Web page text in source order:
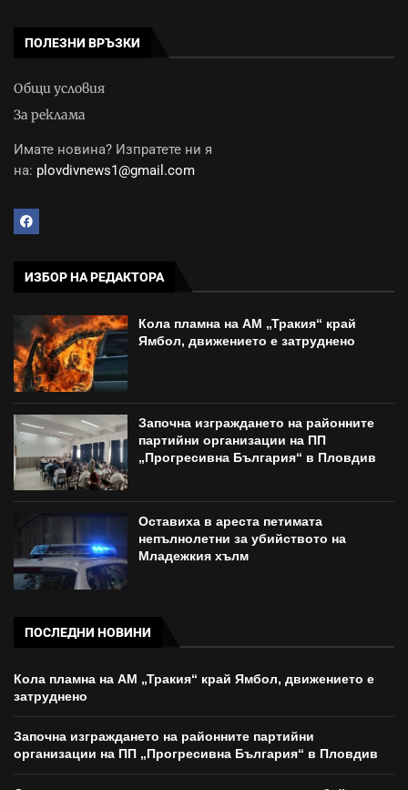
ПОЛЕЗНИ ВРЪЗКИ
Общи условия
За реклама
Имате новина? Изпратете ни я
на: plovdivnews1@gmail.com
ИЗБОР НА РЕДАКТОРА
Кола пламна на АМ „Тракия“ край
Ямбол, движението е затруднено
Започна изграждането на районните
партийни организации на ПП
„Прогресивна България“ в Пловдив
Оставиха в ареста петимата
непълнолетни за убийството на
Младежкия хълм
ПОСЛЕДНИ НОВИНИ
Кола пламна на АМ „Тракия“ край Ямбол, движението е
затруднено
Започна изграждането на районните партийни
организации на ПП „Прогресивна България“ в Пловдив